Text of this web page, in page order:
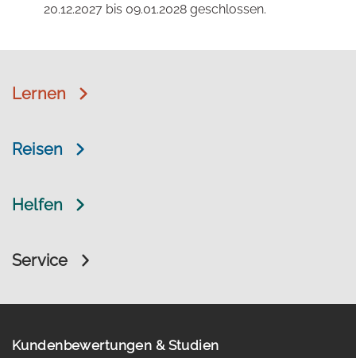
20.12.2027 bis 09.01.2028 geschlossen.
Lernen
Reisen
Helfen
Service
Kundenbewertungen & Studien